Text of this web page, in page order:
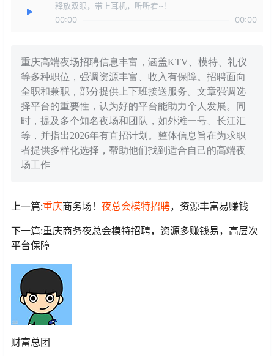
释放双眼，带上耳机，听听看~！
00:00
00:00
重庆高端夜场招聘信息丰富，涵盖KTV、模特、礼仪
等多种职位，强调资源丰富、收入有保障。招聘面向
全职和兼职，部分提供上下班接送服务。文章强调选
择平台的重要性，认为好的平台能助力个人发展。同
时，提及多个知名夜场和团队，如外滩一号、长江汇
等，并指出2026年有直招计划。整体信息旨在为求职
者提供多样化选择，帮助他们找到适合自己的高端夜
场工作
上一篇:重庆商务场！ 夜总会模特招聘，资源丰富易赚钱
下一篇:重庆商务夜总会模特招聘，资源多赚钱易，高层次
平台保障
财富总团